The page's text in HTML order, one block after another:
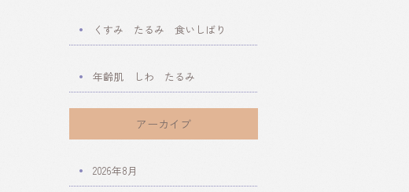
くすみ たるみ 食いしばり
年齢肌 しわ たるみ
アーカイブ
2026年8月